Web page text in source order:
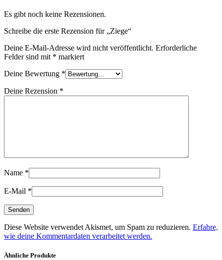
Es gibt noch keine Rezensionen.
Schreibe die erste Rezension für „Ziege“
Deine E-Mail-Adresse wird nicht veröffentlicht. Erforderliche
Felder sind mit * markiert
Deine Bewertung *
Deine Rezension *
Name *
E-Mail *
Diese Website verwendet Akismet, um Spam zu reduzieren. Erfahre,
wie deine Kommentardaten verarbeitet werden.
Ähnliche Produkte